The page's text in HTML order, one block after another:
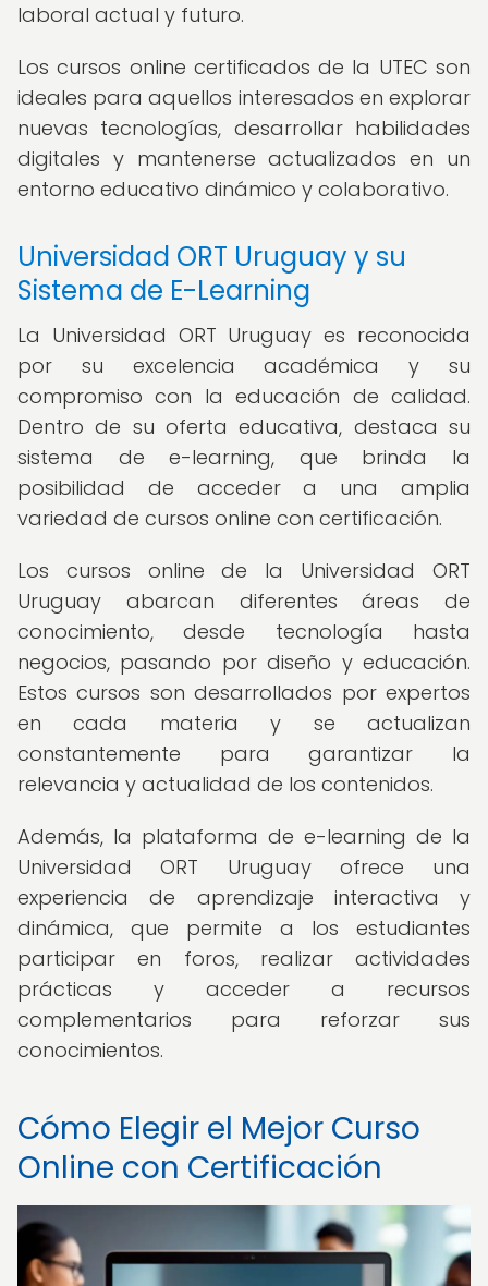
laboral actual y futuro.
Los cursos online certificados de la UTEC son
ideales para aquellos interesados en explorar
nuevas tecnologías, desarrollar habilidades
digitales y mantenerse actualizados en un
entorno educativo dinámico y colaborativo.
Universidad ORT Uruguay y su
Sistema de E-Learning
La Universidad ORT Uruguay es reconocida
por su excelencia académica y su
compromiso con la educación de calidad.
Dentro de su oferta educativa, destaca su
sistema de e-learning, que brinda la
posibilidad de acceder a una amplia
variedad de cursos online con certificación.
Los cursos online de la Universidad ORT
Uruguay abarcan diferentes áreas de
conocimiento, desde tecnología hasta
negocios, pasando por diseño y educación.
Estos cursos son desarrollados por expertos
en cada materia y se actualizan
constantemente para garantizar la
relevancia y actualidad de los contenidos.
Además, la plataforma de e-learning de la
Universidad ORT Uruguay ofrece una
experiencia de aprendizaje interactiva y
dinámica, que permite a los estudiantes
participar en foros, realizar actividades
prácticas y acceder a recursos
complementarios para reforzar sus
conocimientos.
Cómo Elegir el Mejor Curso
Online con Certificación